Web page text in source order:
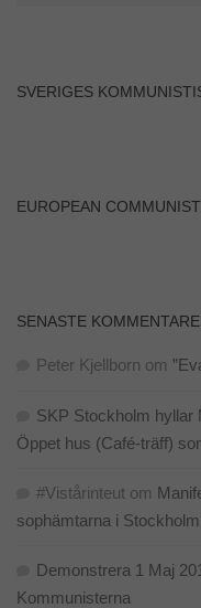
SVERIGES
EUROPEAN
SENASTE
Peter Kjellborn om
SKP Stockholm hyllar
Öppet hus (Café-träff)
#Vistårinteut om
sophämtarna i Stockholm
Demonstrera 1 Maj
Kommunisterna